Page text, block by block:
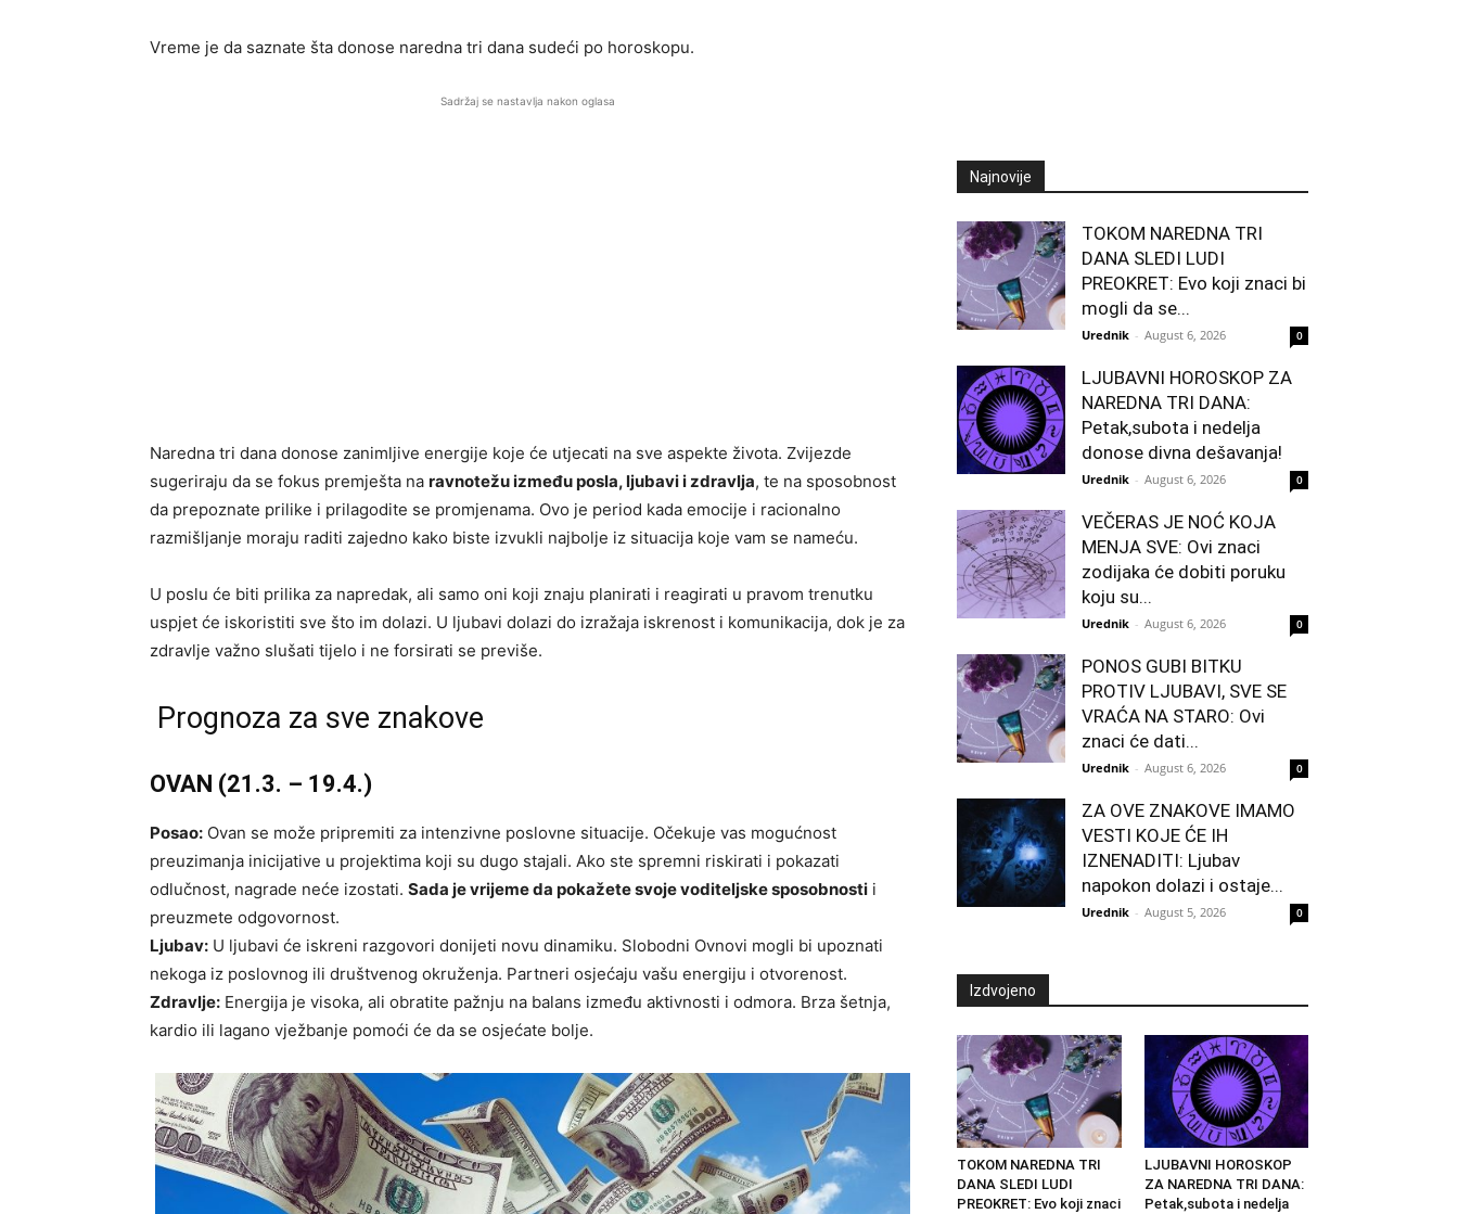
Vreme je da saznate šta donose naredna tri dana sudeći po horoskopu.
Sadržaj se nastavlja nakon oglasa
Naredna tri dana donose zanimljive energije koje će utjecati na sve aspekte života. Zvijezde
sugeriraju da se fokus premješta na ravnotežu između posla, ljubavi i zdravlja, te na sposobnost
da prepoznate prilike i prilagodite se promjenama. Ovo je period kada emocije i racionalno
razmišljanje moraju raditi zajedno kako biste izvukli najbolje iz situacija koje vam se nameću.
U poslu će biti prilika za napredak, ali samo oni koji znaju planirati i reagirati u pravom trenutku
uspjet će iskoristiti sve što im dolazi. U ljubavi dolazi do izražaja iskrenost i komunikacija, dok je za
zdravlje važno slušati tijelo i ne forsirati se previše.
Prognoza za sve znakove
OVAN (21.3. – 19.4.)
Posao: Ovan se može pripremiti za intenzivne poslovne situacije. Očekuje vas mogućnost
preuzimanja inicijative u projektima koji su dugo stajali. Ako ste spremni riskirati i pokazati
odlučnost, nagrade neće izostati. Sada je vrijeme da pokažete svoje voditeljske sposobnosti i
preuzmete odgovornost.
Ljubav: U ljubavi će iskreni razgovori donijeti novu dinamiku. Slobodni Ovnovi mogli bi upoznati
nekoga iz poslovnog ili društvenog okruženja. Partneri osjećaju vašu energiju i otvorenost.
Zdravlje: Energija je visoka, ali obratite pažnju na balans između aktivnosti i odmora. Brza šetnja,
kardio ili lagano vježbanje pomoći će da se osjećate bolje.
Najnovije
TOKOM NAREDNA TRI
DANA SLEDI LUDI
PREOKRET: Evo koji znaci bi
mogli da se...
Urednik - August 6, 2026 0
LJUBAVNI HOROSKOP ZA
NAREDNA TRI DANA:
Petak,subota i nedelja
donose divna dešavanja!
Urednik - August 6, 2026 0
VEČERAS JE NOĆ KOJA
MENJA SVE: Ovi znaci
zodijaka će dobiti poruku
koju su...
Urednik - August 6, 2026 0
PONOS GUBI BITKU
PROTIV LJUBAVI, SVE SE
VRAĆA NA STARO: Ovi
znaci će dati...
Urednik - August 6, 2026 0
ZA OVE ZNAKOVE IMAMO
VESTI KOJE ĆE IH
IZNENADITI: Ljubav
napokon dolazi i ostaje...
Urednik - August 5, 2026 0
Izdvojeno
TOKOM NAREDNA TRI
DANA SLEDI LUDI
PREOKRET: Evo koji znaci
LJUBAVNI HOROSKOP
ZA NAREDNA TRI DANA:
Petak,subota i nedelja